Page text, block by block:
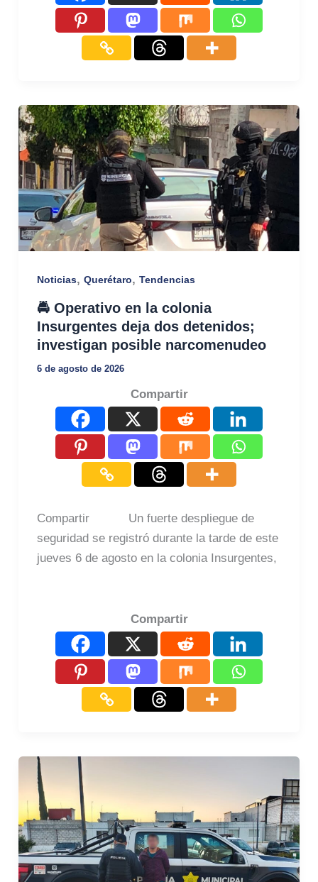
Noticias, Querétaro, Tendencias
🚔 Operativo en la colonia
Insurgentes deja dos detenidos;
investigan posible narcomenudeo
6 de agosto de 2026
Compartir
Compartir Un fuerte despliegue de
seguridad se registró durante la tarde de este
jueves 6 de agosto en la colonia Insurgentes,
Compartir